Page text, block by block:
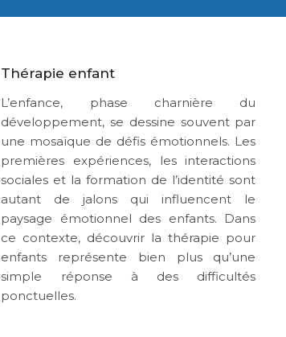
Thérapie enfant
L’enfance, phase charnière du
développement, se dessine souvent par
une mosaïque de défis émotionnels. Les
premières expériences, les interactions
sociales et la formation de l’identité sont
autant de jalons qui influencent le
paysage émotionnel des enfants. Dans
ce contexte, découvrir la thérapie pour
enfants représente bien plus qu’une
simple réponse à des difficultés
ponctuelles.